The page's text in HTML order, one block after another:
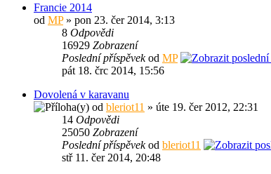
Francie 2014
od MP» pon 23. čer 2014, 3:13
8 Odpovědi
16929 Zobrazení
Poslední příspěvekod MP
pát 18. črc 2014, 15:56
Dovolená v karavanu
od bleriot11 » úte 19. čer 2012, 22:31
14 Odpovědi
25050 Zobrazení
Poslední příspěvekod bleriot11
stř 11. čer 2014, 20:48